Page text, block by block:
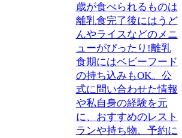
歳が食べられるものは
離乳食完了後にはうど
んやライスなどのメニ
ューがぴったり!離乳
食期にはベビーフード
の持ち込みもOK。公
式に問い合わせた情報
や私自身の経験を元
に、おすすめのレスト
ランや持ち物、予約に